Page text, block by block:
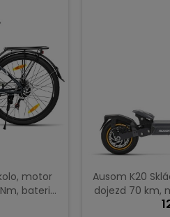
motor
baterie
km
Ausom K20
dojezd 70 km,
pro městské